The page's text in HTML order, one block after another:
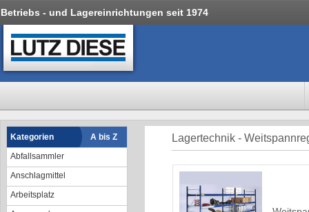
Betriebs - und Lagereinrichtungen seit 1974
Kategorien
A bis Z
Abfallsammler
Anschlagmittel
Arbeitsplatz
Lagertechnik -